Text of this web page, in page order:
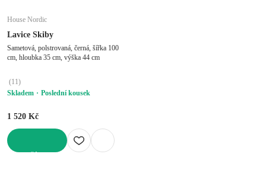
House Nordic
Lavice Skiby
Sametová, polstrovaná, černá, šířka 100
cm, hloubka 35 cm, výška 44 cm
(11)
Skladem
Poslední kousek
1 520 Kč